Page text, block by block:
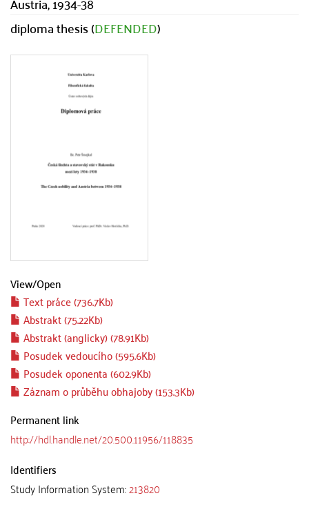
diploma thesis (DEFENDED)
View/Open
Text práce (736.7Kb)
Abstrakt (75.22Kb)
Abstrakt (anglicky) (78.91Kb)
Posudek vedoucího (595.6Kb)
Posudek oponenta (602.9Kb)
Záznam o průběhu obhajoby (153.3Kb)
Permanent link
http://hdl.handle.net/20.500.11956/118835
Identifiers
Study Information System:213820